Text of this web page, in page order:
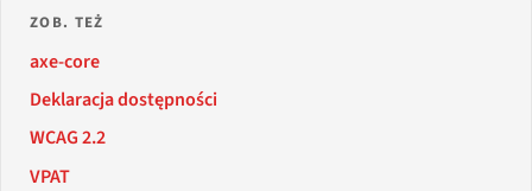
ZOB. TEŻ
axe-core
Deklaracja dostępności
WCAG 2.2
VPAT